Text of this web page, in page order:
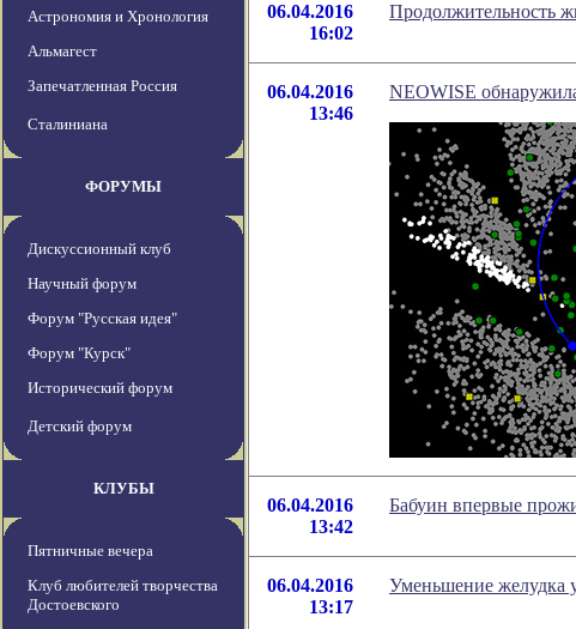
Астрономия и Хронология
Альмагест
Запечатленная Россия
Сталиниана
ФОРУМЫ
Дискуссионный клуб
Научный форум
Форум "Русская идея"
Форум "Курск"
Исторический форум
Детский форум
КЛУБЫ
Пятничные вечера
Клуб любителей творчества
Достоевского
06.04.2016
16:02
Продолжительность
06.04.2016
13:46
NEOWISE
06.04.2016
13:42
Бабуин впервые
06.04.2016
13:17
Уменьшение желудка